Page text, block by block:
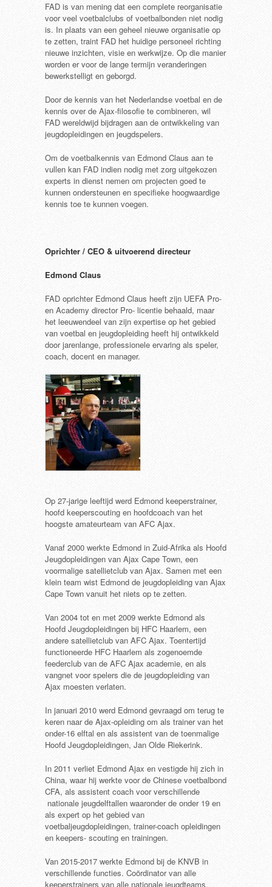
FAD is van mening dat een complete reorganisatie
voor veel voetbalclubs of voetbalbonden niet nodig
is. In plaats van een geheel nieuwe organisatie op
te zetten, traint FAD het huidige personeel richting
nieuwe inzichten, visie en werkwijze. Op die manier
worden er voor de lange termijn veranderingen
bewerkstelligt en geborgd.
Door de kennis van het Nederlandse voetbal en de
kennis over de Ajax-filosofie te combineren, wil
FAD wereldwijd bijdragen aan de ontwikkeling van
jeugdopleidingen en jeugdspelers.
Om de voetbalkennis van Edmond Claus aan te
vullen kan FAD indien nodig met zorg uitgekozen
experts in dienst nemen om projecten goed te
kunnen ondersteunen en specifieke hoogwaardige
kennis toe te kunnen voegen.
Oprichter / CEO & uitvoerend directeur
Edmond Claus
FAD oprichter Edmond Claus heeft zijn UEFA Pro-
en Academy director Pro- licentie behaald, maar
het leeuwendeel van zijn expertise op het gebied
van voetbal en jeugdopleiding heeft hij ontwikkeld
door jarenlange, professionele ervaring als speler,
coach, docent en manager.
Op 27-jarige leeftijd werd Edmond keeperstrainer,
hoofd keeperscouting en hoofdcoach van het
hoogste amateurteam van AFC Ajax.
Vanaf 2000 werkte Edmond in Zuid-Afrika als Hoofd
Jeugdopleidingen van Ajax Cape Town, een
voormalige satellietclub van Ajax. Samen met een
klein team wist Edmond de jeugdopleiding van Ajax
Cape Town vanuit het niets op te zetten.
Van 2004 tot en met 2009 werkte Edmond als
Hoofd Jeugdopleidingen bij HFC Haarlem, een
andere satellietclub van AFC Ajax. Toentertijd
functioneerde HFC Haarlem als zogenoemde
feederclub van de AFC Ajax academie, en als
vangnet voor spelers die de jeugdopleiding van
Ajax moesten verlaten.
In januari 2010 werd Edmond gevraagd om terug te
keren naar de Ajax-opleiding om als trainer van het
onder-16 elftal en als assistent van de toenmalige
Hoofd Jeugdopleidingen, Jan Olde Riekerink.
In 2011 verliet Edmond Ajax en vestigde hij zich in
China, waar hij werkte voor de Chinese voetbalbond
CFA, als assistent coach voor verschillende
nationale jeugdelftallen waaronder de onder 19 en
als expert op het gebied van
voetbaljeugdopleidingen, trainer-coach opleidingen
en keepers- scouting en trainingen.
Van 2015-2017 werkte Edmond bij de KNVB in
verschillende functies. Coördinator van alle
keeperstrainers van alle nationale jeugdteams.